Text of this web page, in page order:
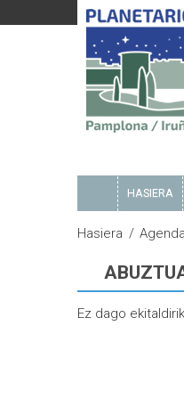
HASIERA
Hasiera Agenda
Ez dago